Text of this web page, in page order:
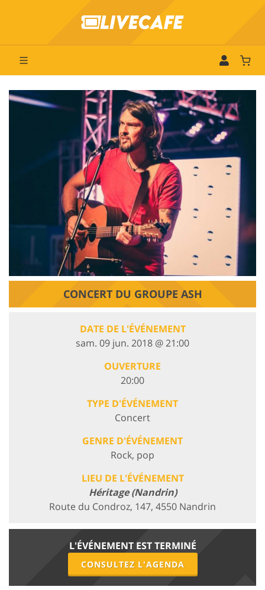
CONCERT DU GROUPE ASH
DATE DE L'ÉVÉNEMENT
sam. 09 jun. 2018 @ 21:00
OUVERTURE
20:00
TYPE D'ÉVÉNEMENT
Concert
GENRE D'ÉVÉNEMENT
Rock, pop
LIEU DE L'ÉVÉNEMENT
Héritage (Nandrin)
Route du Condroz, 147, 4550 Nandrin
L'ÉVÉNEMENT EST TERMINÉ
CONSULTEZ L'AGENDA